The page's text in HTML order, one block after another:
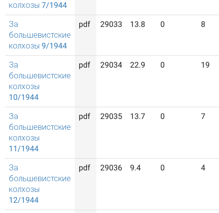
колхозы 7/1944
За
большевистские
колхозы 9/1944
pdf 29033 13.8 0 8
За
большевистские
колхозы
10/1944
pdf 29034 22.9 0 19
За
большевистские
колхозы
11/1944
pdf 29035 13.7 0 7
За
большевистские
колхозы
12/1944
pdf 29036 9.4 0 4